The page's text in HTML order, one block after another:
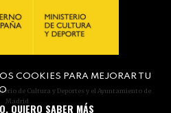
de Cultura y Deportes y el Ayuntamiento de
Madrid
COOKIES PARA MEJORAR TU
QUIERO SABER MÁS